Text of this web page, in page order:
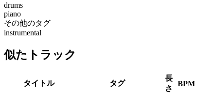
drums
piano
その他のタグ
instrumental
似たトラック
タイトル タグ
長
さ
BPM